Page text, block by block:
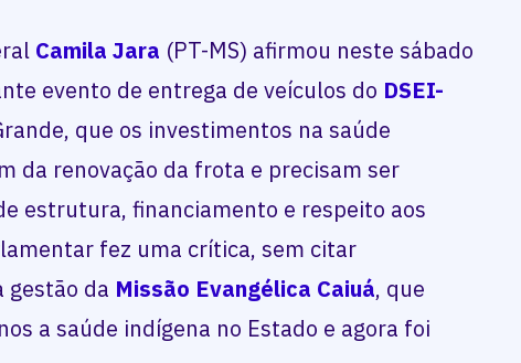
Camila Jara (PT-MS) afirmou neste sábado
evento de entrega de veículos do DSEI-
que os investimentos na saúde
da renovação da frota e precisam ser
estrutura, financiamento e respeito aos
fez uma crítica, sem citar
gestão da Missão Evangélica Caiuá, que
a saúde indígena no Estado e agora foi